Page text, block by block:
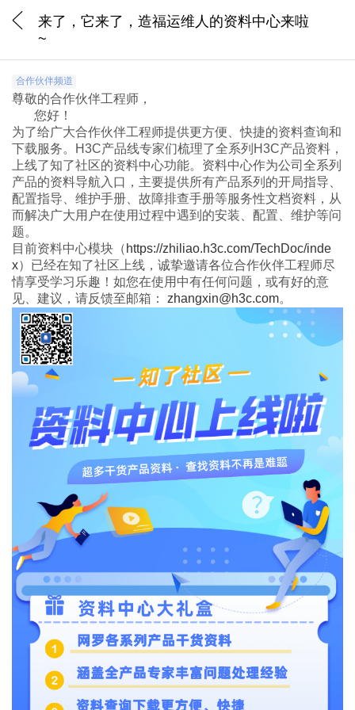
来了，它来了，造福运维人的资料中心来啦
~
合作伙伴频道
尊敬的合作伙伴工程师，
您好！
为了给广大合作伙伴工程师提供更方便、快捷的资料查询和
下载服务。H3C产品线专家们梳理了全系列H3C产品资料，
上线了知了社区的资料中心功能。资料中心作为公司全系列
产品的资料导航入口，主要提供所有产品系列的开局指导、
配置指导、维护手册、故障排查手册等服务性文档资料，从
而解决广大用户在使用过程中遇到的安装、配置、维护等问
题。
目前资料中心模块（ https://zhiliao.h3c.com/TechDoc/inde
x）已经在知了社区上线，诚挚邀请各位合作伙伴工程师尽
情享受学习乐趣！如您在使用中有任何问题，或有好的意
见、建议，请反馈至邮箱： zhangxin@h3c.com。